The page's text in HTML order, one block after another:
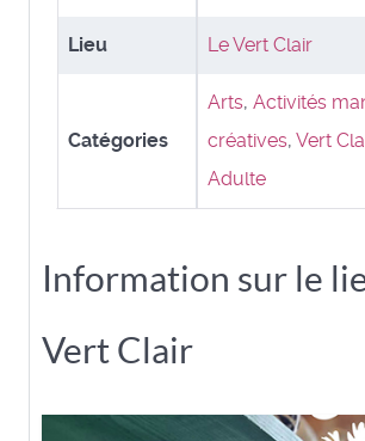
Lieu Le Vert Clair
Catégories
Arts, Activités
créatives, Vert
Adulte
Information sur le
Vert Clair